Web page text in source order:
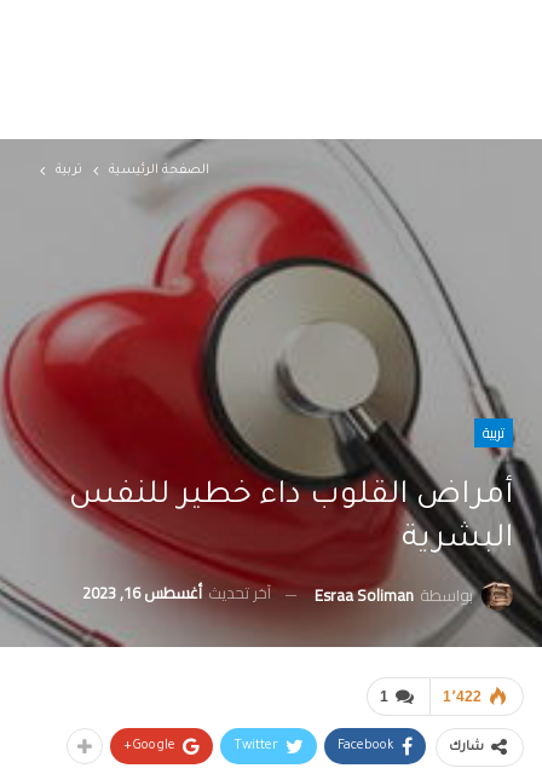
الصفحة الرئيسية تربية
تربية
أمراض القلوب داء خطير للنفس
البشرية
بواسطة Esraa Soliman آخر تحديث أغسطس 16, 2023
1 1٬422
شارك Facebook
Twitter
Google+